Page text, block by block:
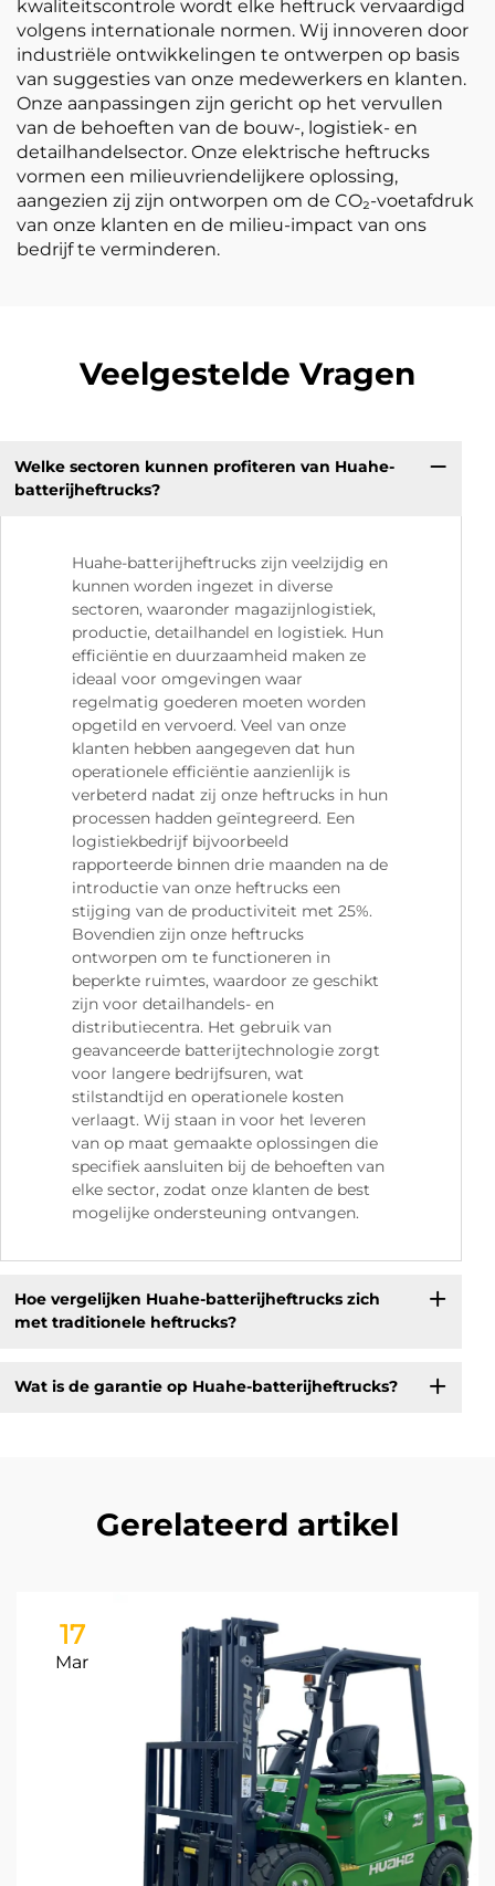
kwaliteitscontrole wordt elke heftruck vervaardigd
volgens internationale normen. Wij innoveren door
industriële ontwikkelingen te ontwerpen op basis
van suggesties van onze medewerkers en klanten.
Onze aanpassingen zijn gericht op het vervullen
van de behoeften van de bouw-, logistiek- en
detailhandelsector. Onze elektrische heftrucks
vormen een milieuvriendelijkere oplossing,
aangezien zij zijn ontworpen om de CO₂-voetafdruk
van onze klanten en de milieu-impact van ons
bedrijf te verminderen.
Veelgestelde Vragen
Welke sectoren kunnen profiteren van Huahe-
batterijheftrucks?
Huahe-batterijheftrucks zijn veelzijdig en
kunnen worden ingezet in diverse
sectoren, waaronder magazijnlogistiek,
productie, detailhandel en logistiek. Hun
efficiëntie en duurzaamheid maken ze
ideaal voor omgevingen waar
regelmatig goederen moeten worden
opgetild en vervoerd. Veel van onze
klanten hebben aangegeven dat hun
operationele efficiëntie aanzienlijk is
verbeterd nadat zij onze heftrucks in hun
processen hadden geïntegreerd. Een
logistiekbedrijf bijvoorbeeld
rapporteerde binnen drie maanden na de
introductie van onze heftrucks een
stijging van de productiviteit met 25%.
Bovendien zijn onze heftrucks
ontworpen om te functioneren in
beperkte ruimtes, waardoor ze geschikt
zijn voor detailhandels- en
distributiecentra. Het gebruik van
geavanceerde batterijtechnologie zorgt
voor langere bedrijfsuren, wat
stilstandtijd en operationele kosten
verlaagt. Wij staan in voor het leveren
van op maat gemaakte oplossingen die
specifiek aansluiten bij de behoeften van
elke sector, zodat onze klanten de best
mogelijke ondersteuning ontvangen.
Hoe vergelijken Huahe-batterijheftrucks zich
met traditionele heftrucks?
Wat is de garantie op Huahe-batterijheftrucks?
Gerelateerd artikel
17
Mar